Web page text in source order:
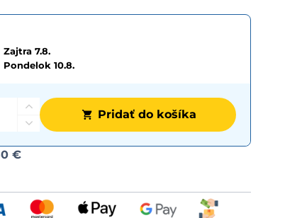
Zajtra 7.8.
Pondelok 10.8.
Pridať do košíka
€